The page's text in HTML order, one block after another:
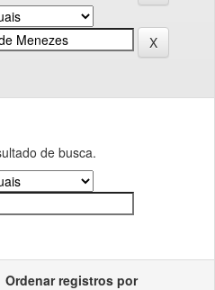
de busca.
Ordenar registros por